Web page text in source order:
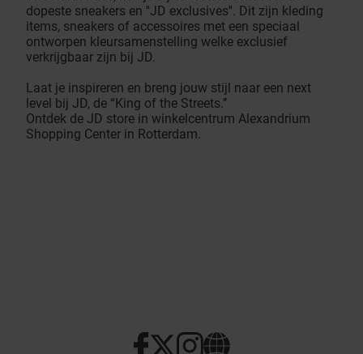
dopeste sneakers en ''JD exclusives''. Dit zijn kleding
items, sneakers of accessoires met een speciaal
ontworpen kleursamenstelling welke exclusief
verkrijgbaar zijn bij JD.
Laat je inspireren en breng jouw stijl naar een next
level bij JD, de “King of the Streets.’’
Ontdek de JD store in winkelcentrum Alexandrium
Shopping Center in Rotterdam.